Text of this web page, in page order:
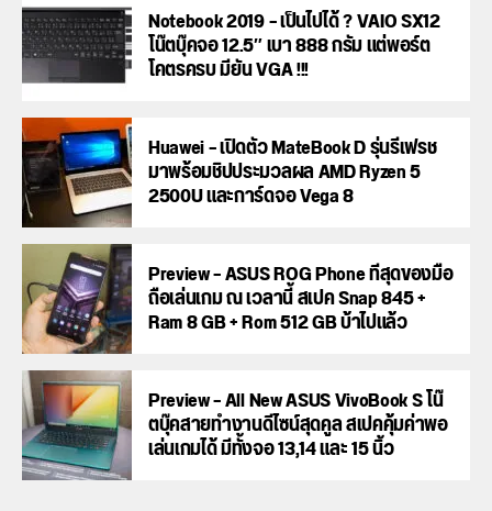
Notebook 2019 – เป็นไปได้ ? VAIO SX12
โน๊ตบุ๊คจอ 12.5″ เบา 888 กรัม แต่พอร์ต
โคตรครบ มียัน VGA !!!
Huawei – เปิดตัว MateBook D รุ่นรีเฟรช
มาพร้อมชิปประมวลผล AMD Ryzen 5
2500U และการ์ดจอ Vega 8
Preview – ASUS ROG Phone ที่สุดของมือ
ถือเล่นเกม ณ เวลานี้ สเปค Snap 845 +
Ram 8 GB + Rom 512 GB บ้าไปแล้ว
Preview – All New ASUS VivoBook S โน๊
ตบุ๊คสายทำงานดีไซน์สุดคูล สเปคคุ้มค่าพอ
เล่นเกมได้ มีทั้งจอ 13,14 และ 15 นิ้ว